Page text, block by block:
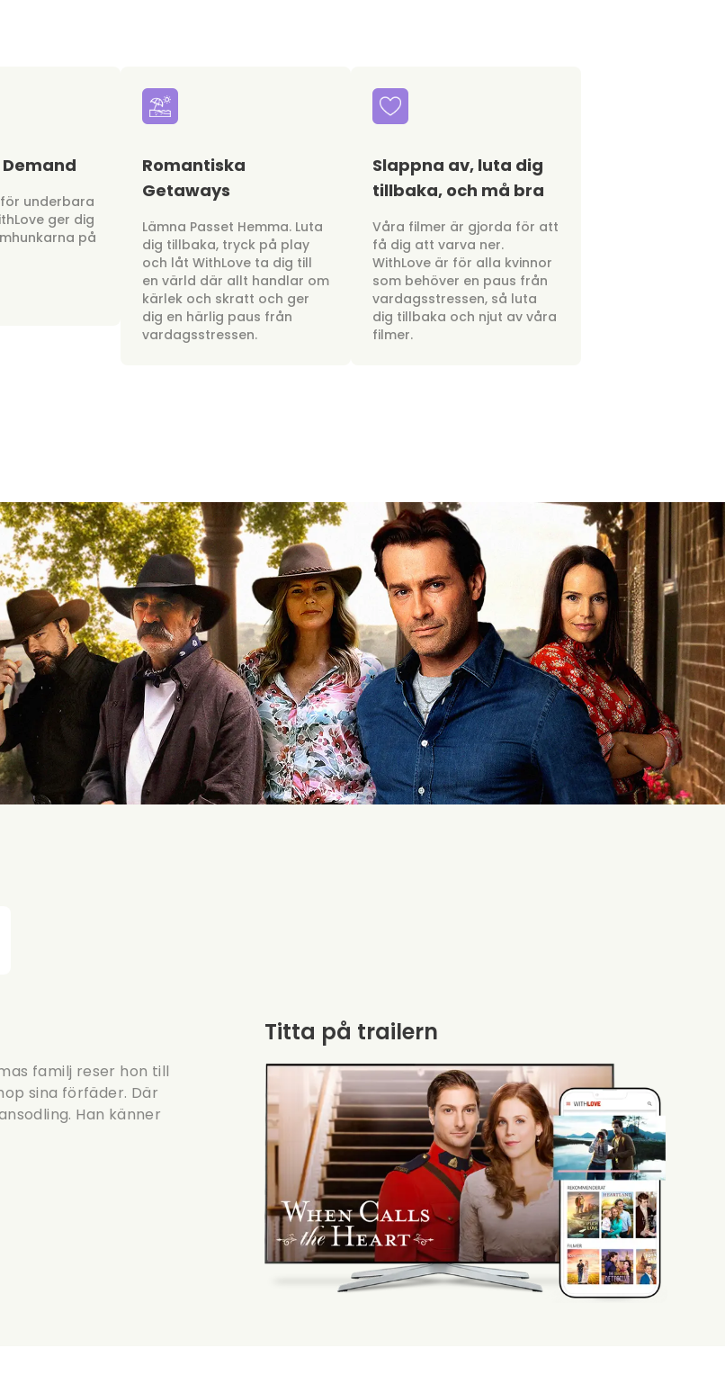
underbara
ger dig
på
Romantiska
Getaways
Lämna Passet Hemma. Luta
dig tillbaka, tryck på play
och låt WithLove ta dig till
en värld där allt handlar om
kärlek och skratt och ger
dig en härlig paus från
vardagsstressen.
Slappna av, luta dig
tillbaka, och må bra
Våra filmer är gjorda för att
få dig att varva ner.
WithLove är för alla kvinnor
som behöver en paus från
vardagsstressen, så luta
dig tillbaka och njut av våra
filmer.
familj reser hon till
sina förfäder. Där
Han känner
Titta på trailern